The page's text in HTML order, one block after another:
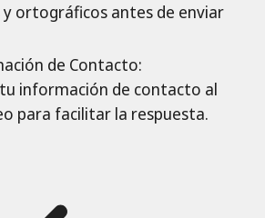
ortográficos antes de enviar
de Contacto:
información de contacto al
para facilitar la respuesta.